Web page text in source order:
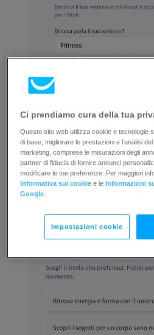
Dopo un po’, l’editore
titoli. Scegline uno
“Grazie, uso il mio”,
altro titolo.
Ci prendiamo cura della tua
Questo sito web utilizza cookie e tecnologie
di base, migliorare le prestazioni e l’analisi
marketing, comprese le misurazioni degli
partner di fiducia di fornire annunci
modificare le tue preferenze. Per maggiori
Informativa sui cookie e leInformazioni
Google
Impostazioni cookie